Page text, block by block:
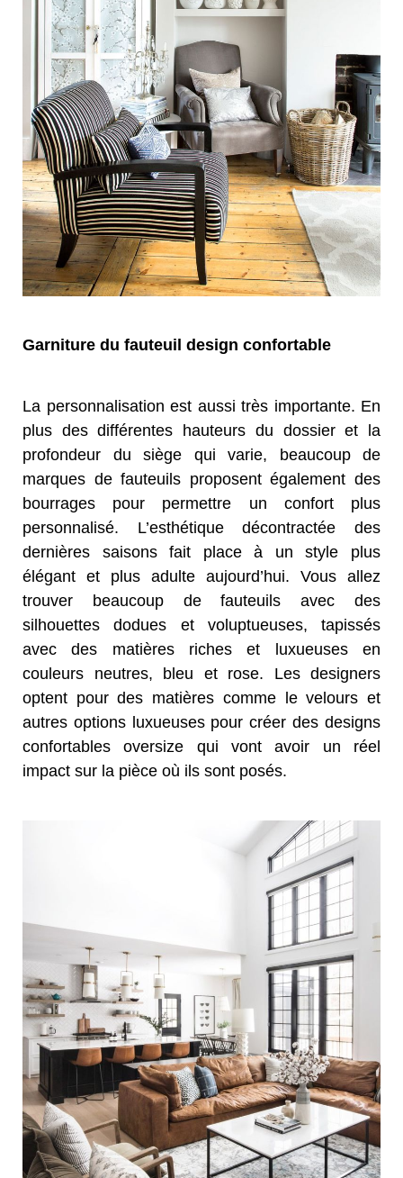
Garniture du fauteuil design confortable
La personnalisation est aussi très importante. En
plus des différentes hauteurs du dossier et la
profondeur du siège qui varie, beaucoup de
marques de fauteuils proposent également des
bourrages pour permettre un confort plus
personnalisé. L’esthétique décontractée des
dernières saisons fait place à un style plus
élégant et plus adulte aujourd’hui. Vous allez
trouver beaucoup de fauteuils avec des
silhouettes dodues et voluptueuses, tapissés
avec des matières riches et luxueuses en
couleurs neutres, bleu et rose. Les designers
optent pour des matières comme le velours et
autres options luxueuses pour créer des designs
confortables oversize qui vont avoir un réel
impact sur la pièce où ils sont posés.